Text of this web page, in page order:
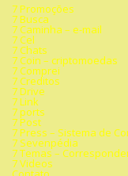
7 Promoções
7 Busca
7 Caminha – e-mail
7 Cel
7 Chats
7 Coin – criptomoedas
7 Comprei
7 Creditos
7 Drive
7 Link
7 ports
7 Post
7 Press – Sistema de
7 Sevenpédia
7 Temas –
7 Videos